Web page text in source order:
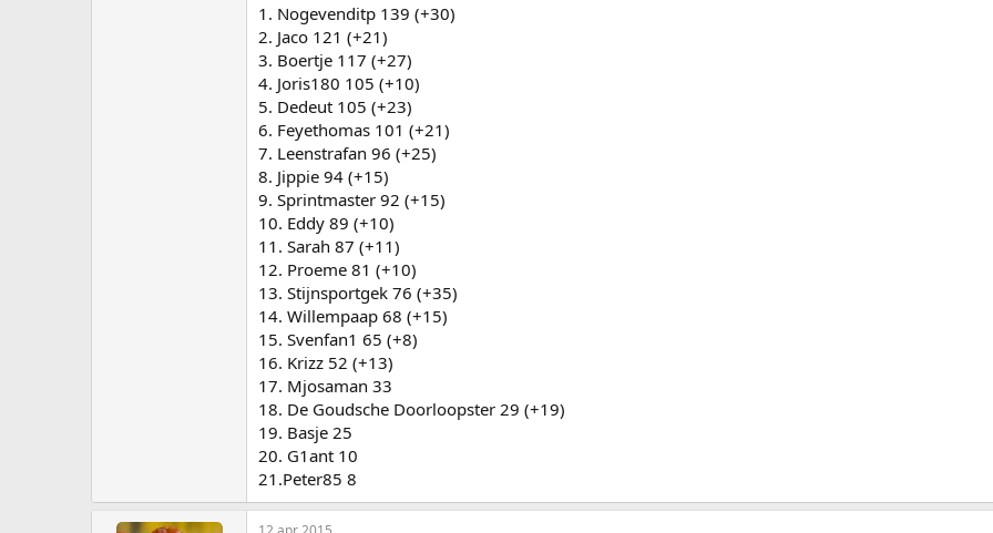
1. Nogevenditp 139 (+30)
2. Jaco 121 (+21)
3. Boertje 117 (+27)
4. Joris180 105 (+10)
5. Dedeut 105 (+23)
6. Feyethomas 101 (+21)
7. Leenstrafan 96 (+25)
8. Jippie 94 (+15)
9. Sprintmaster 92 (+15)
10. Eddy 89 (+10)
11. Sarah 87 (+11)
12. Proeme 81 (+10)
13. Stijnsportgek 76 (+35)
14. Willempaap 68 (+15)
15. Svenfan1 65 (+8)
16. Krizz 52 (+13)
17. Mjosaman 33
18. De Goudsche Doorloopster 29 (+19)
19. Basje 25
20. G1ant 10
21.Peter85 8